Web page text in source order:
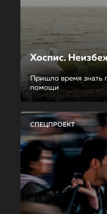
Хоспис.
Пришло время знать
помощи
СПЕЦПРОЕКТ